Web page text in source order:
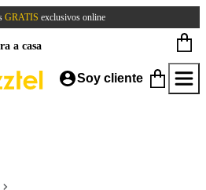
GRATIS exclusivos online
a casa
Soy cliente